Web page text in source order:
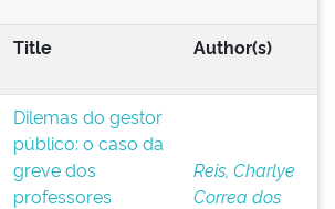
Title Author(s)
Dilemas do gestor
público: o caso da
greve dos
professores
Reis, Charlye
Correa dos